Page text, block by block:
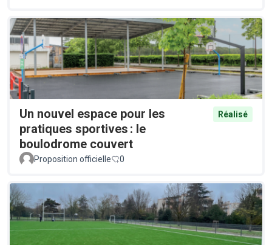
Un nouvel espace pour les
pratiques sportives : le
boulodrome couvert
Réalisé
Proposition officielle 0